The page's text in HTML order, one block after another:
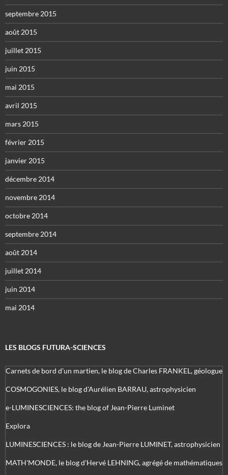
septembre 2015
août 2015
juillet 2015
juin 2015
mai 2015
avril 2015
mars 2015
février 2015
janvier 2015
décembre 2014
novembre 2014
octobre 2014
septembre 2014
août 2014
juillet 2014
juin 2014
mai 2014
LES BLOGS FUTURA-SCIENCES
Carnets de bord d’un martien, le blog de Charles FRANKEL, géologue
COSMOGONIES, le blog d'Aurélien BARRAU, astrophysicien
e-LUMINESCIENCES: the blog of Jean-Pierre Luminet
Explora
LUMINESCIENCES : le blog de Jean-Pierre LUMINET, astrophysicien
MATH'MONDE, le blog d'Hervé LEHNING, agrégé de mathématiques